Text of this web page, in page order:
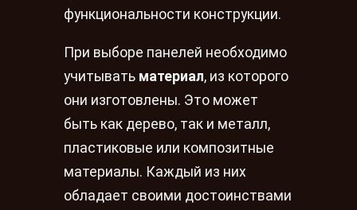
функциональности конструкции.
При выборе панелей необходимо
учитывать материал, из которого
они изготовлены. Это может
быть как дерево, так и металл,
пластиковые или композитные
материалы. Каждый из них
обладает своими достоинствами